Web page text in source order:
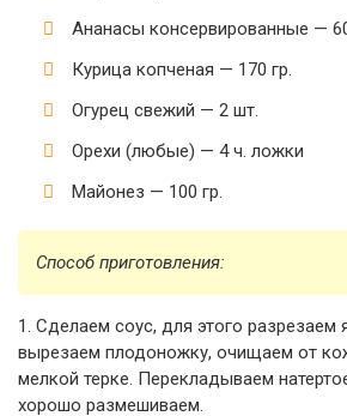
Ананасы консервированные —
Курица копченая — 170 гр.
Огурец свежий — 2 шт.
Орехи (любые) — 4 ч. ложки
Майонез — 100 гр.
Способ приготовления:
1. Сделаем соус, для этого разрезаем
вырезаем плодоножку, очищаем от
мелкой терке. Перекладываем
хорошо размешиваем.